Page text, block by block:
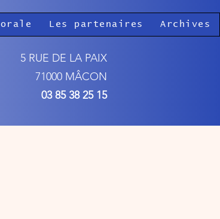
Les partenaires Archives
5 RUE DE LA PAIX
71000 MÂCON
03 85 38 25 15